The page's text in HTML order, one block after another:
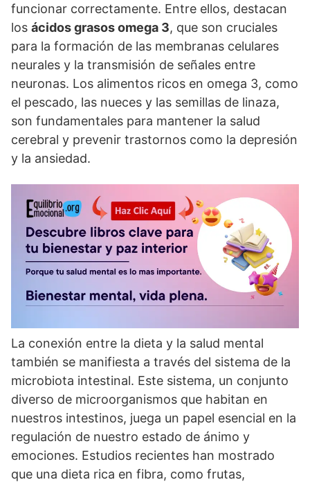
funcionar correctamente. Entre ellos, destacan
los ácidos grasos omega 3, que son cruciales
para la formación de las membranas celulares
neurales y la transmisión de señales entre
neuronas. Los alimentos ricos en omega 3, como
el pescado, las nueces y las semillas de linaza,
son fundamentales para mantener la salud
cerebral y prevenir trastornos como la depresión
y la ansiedad.
La conexión entre la dieta y la salud mental
también se manifiesta a través del sistema de la
microbiota intestinal. Este sistema, un conjunto
diverso de microorganismos que habitan en
nuestros intestinos, juega un papel esencial en la
regulación de nuestro estado de ánimo y
emociones. Estudios recientes han mostrado
que una dieta rica en fibra, como frutas,